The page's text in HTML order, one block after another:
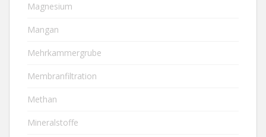
Magnesium
Mangan
Mehrkammergrube
Membranfiltration
Methan
Mineralstoffe